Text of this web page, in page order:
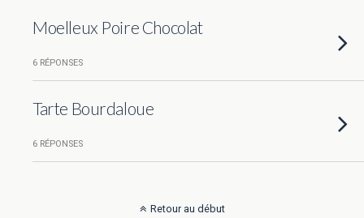
Moelleux Poire Chocolat
6 RÉPONSES
Tarte Bourdaloue
6 RÉPONSES
Retour au début